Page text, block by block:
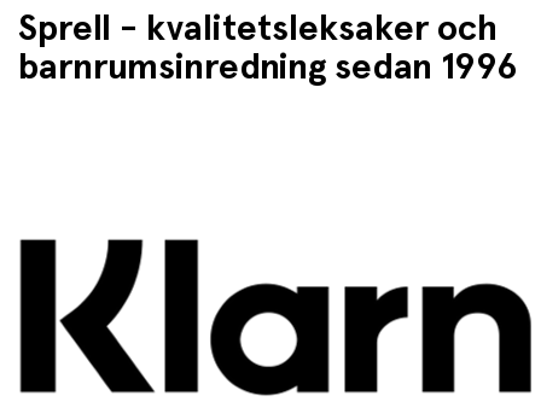
Ett perfekt gömställe i trädgården eller på
Kan användas som lektält med gosedjur och dockor
Sprell - kvalitetsleksaker och
barnrumsinredning sedan 1996